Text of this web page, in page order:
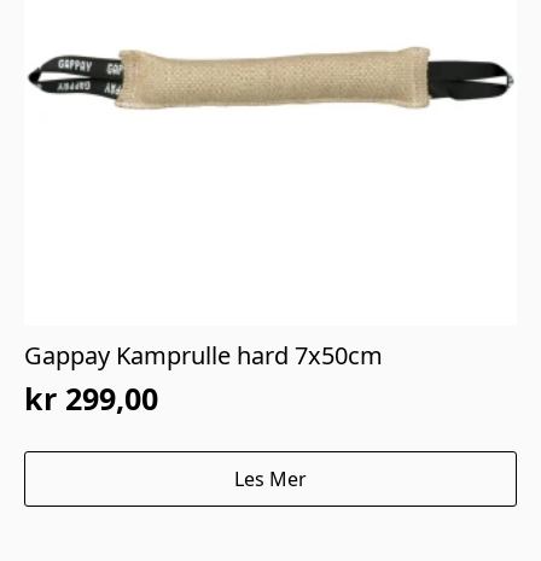
Gappay Kamprulle hard 7x50cm
kr 299,00
Les Mer